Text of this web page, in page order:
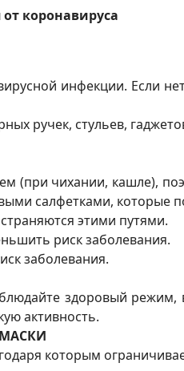
коронавируса
инфекции. Если
ручек, стульев,
(при чихании, кашле),
салфетками, которые
этими путями.
риск заболевания.
заболевания.
здоровый
активность.
которым